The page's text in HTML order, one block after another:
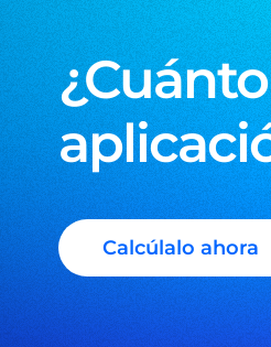
Calcúlalo ahora